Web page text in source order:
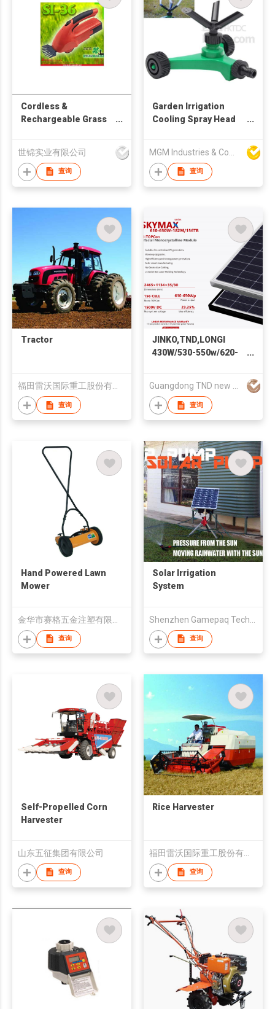
Cordless &
Rechargeable Grass
世锦实业有限公司
查询
Garden Irrigation
Cooling Spray Head
Sprinkler
查询
Tractor
福田雷沃国际重工股份有限公司
查询
JINKO,TND,LONGI
430W/530-550w/620-
Panel High Efficiency
Module
Guangdong TND new energy technology Co., LTD
查询
Hand Powered Lawn
Mower
查询
Solar Irrigation
System
查询
Self-Propelled Corn
Harvester
山东五征集团有限公司
查询
Rice Harvester
查询